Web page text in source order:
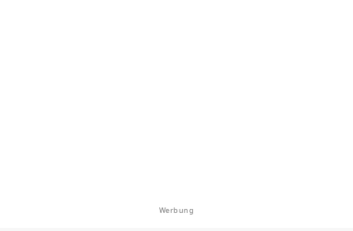
Werbung